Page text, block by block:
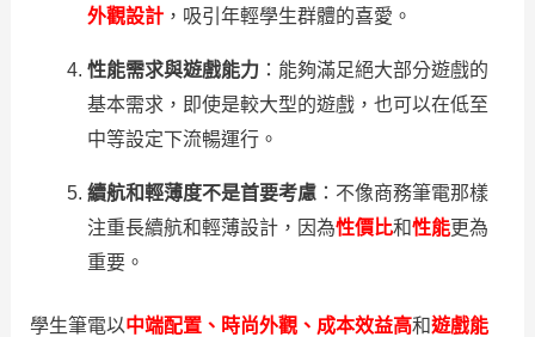
外觀設計，吸引年輕學生群體的喜愛。
性能需求與遊戲能力：能夠滿足絕大部分遊戲的
基本需求，即使是較大型的遊戲，也可以在低至
中等設定下流暢運行。
續航和輕薄度不是首要考慮：不像商務筆電那樣
注重長續航和輕薄設計，因為性價比和性能更為
重要。
學生筆電以中端配置、時尚外觀、成本效益高和遊戲能